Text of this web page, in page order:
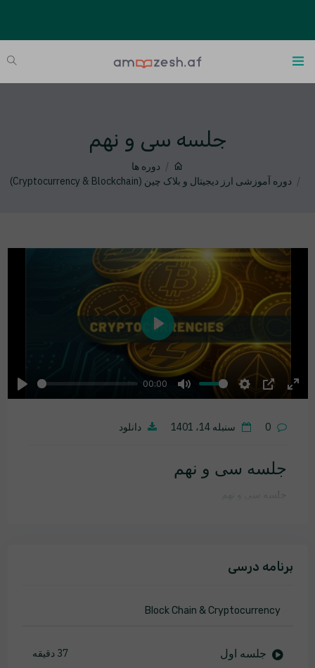
جلسه سی و نهم
دوره ها
دوره آموزشی ارز دیجیتال و بلاک چین (Cryptocurrency & Blockchain)
Play
00:00
Mute Settings
PIP
Play
0 سنبله 14، 1401 دانلود
جلسه سی و نهم
جلسه سی و نهم
برنامه درسی
Block Chain & Cryptocurrency
جلسه اول 37 دقیقه